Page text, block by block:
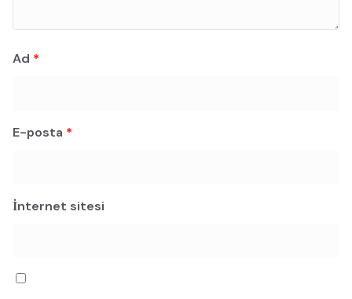
Ad *
E-posta *
İnternet sitesi